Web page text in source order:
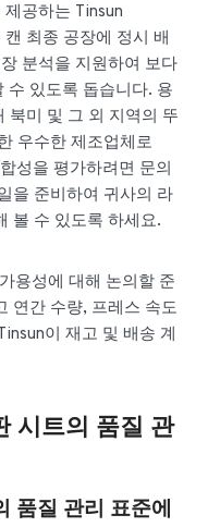
공하는 Tinsun
최종 공장에 정시 배
분석을 지원하여 보다
수 있도록 돕습니다. 용
북미 및 그 외 지역의 뚜
우수한 제조업체로
성을 평가하려면 문의
을 준비하여 귀사의 라
볼 수 있도록 하세요.
용성에 대해 논의할 준
연간 수량, 프레스 속도
이 재고 및 배송 계
시트의 품질 관
품질 관리 표준에